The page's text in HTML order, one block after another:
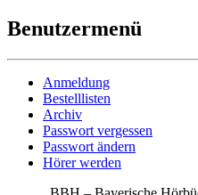
Benutzermenü
Anmeldung
Bestelllisten
Archiv
Passwort vergessen
Passwort ändern
Hörer werden